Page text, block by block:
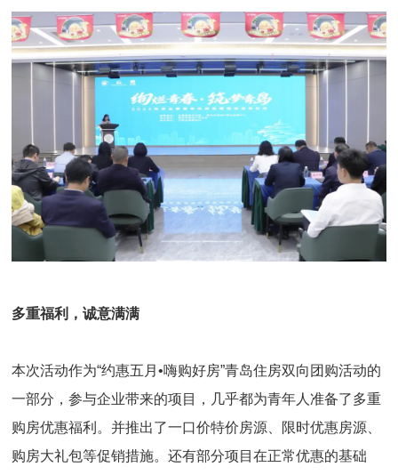
多重福利，诚意满满
本次活动作为“约惠五月•嗨购好房”青岛住房双向团购活动的
一部分，参与企业带来的项目，几乎都为青年人准备了多重
购房优惠福利。并推出了一口价特价房源、限时优惠房源、
购房大礼包等促销措施。还有部分项目在正常优惠的基础